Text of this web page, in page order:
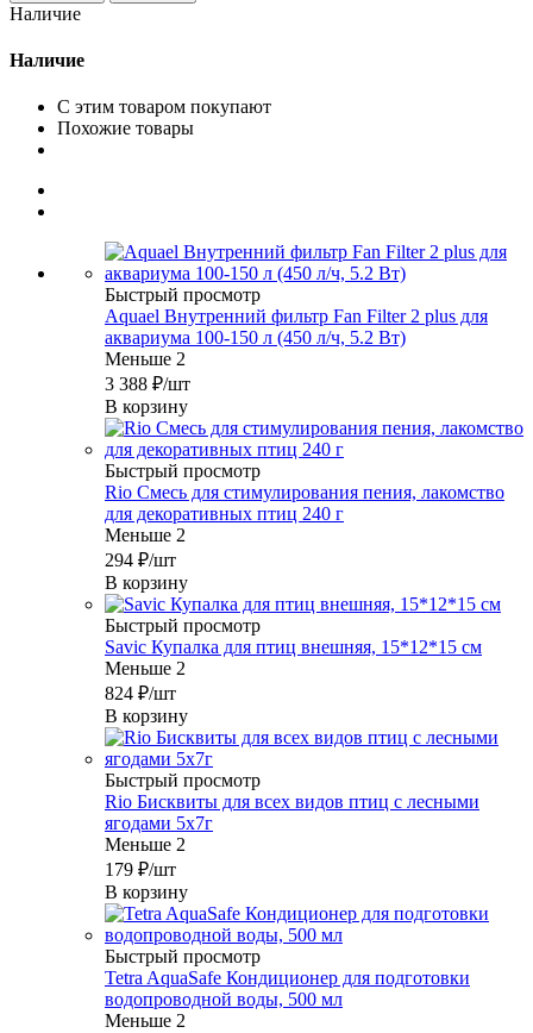
Наличие
Наличие
С этим товаром покупают
Похожие товары
Быстрый просмотр
Aquael Внутренний фильтр Fan Filter 2 plus для
аквариума 100-150 л (450 л/ч, 5.2 Вт)
Меньше 2
3 388 ₽/шт
В корзину
Быстрый просмотр
Rio Смесь для стимулирования пения, лакомство
для декоративных птиц 240 г
Меньше 2
294 ₽/шт
В корзину
Быстрый просмотр
Savic Купалка для птиц внешняя, 15*12*15 см
Меньше 2
824 ₽/шт
В корзину
Быстрый просмотр
Rio Бисквиты для всех видов птиц с лесными
ягодами 5х7г
Меньше 2
179 ₽/шт
В корзину
Быстрый просмотр
Tetra AquaSafe Кондиционер для подготовки
водопроводной воды, 500 мл
Меньше 2